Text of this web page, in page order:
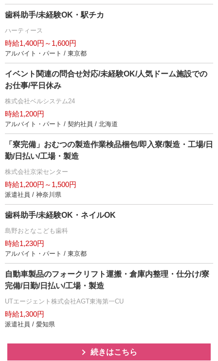
歯科助手/未経験OK・駅チカ
ハーティース
時給1,400円～1,600円
アルバイト・パート / 東京都
イベント関連の問合せ対応/未経験OK/人気ドーム施設での
お仕事/平日休み
株式会社ベルシステム24
時給1,200円
アルバイト・パート / 契約社員 / 北海道
「寮完備」おむつの製造作業検品梱包/即入寮/製造・工場/日
勤/日払い/工場・製造
株式会社京栄センター
時給1,200円～1,500円
派遣社員 / 神奈川県
歯科助手/未経験OK・ネイルOK
島野おとなこども歯科
時給1,230円
アルバイト・パート / 東京都
自動車製品のフォークリフト運搬・倉庫内整理・仕分け/寮
完備/日勤/日払い/工場・製造
UTエージェント株式会社AGT東海第一CU
時給1,300円
派遣社員 / 愛知県
続きはこちら